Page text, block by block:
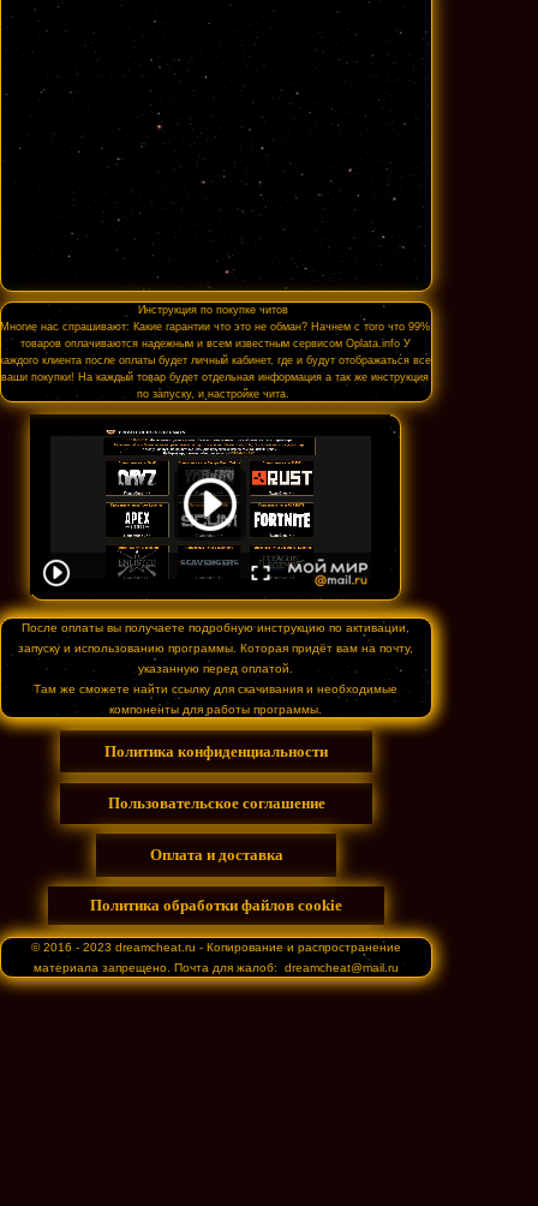
© 2016 - 2023 dreamcheat.ru - Копирование и распространение
материала запрещено. Почта для жалоб: dreamcheat@mail.ru
Инструкция по покупке читов
Многие нас спрашивают: Какие гарантии что это не обман? Начнем с того что 99%
товаров оплачиваются надежным и всем известным сервисом Oplata.info У
каждого клиента после оплаты будет личный кабинет, где и будут отображаться все
ваши покупки! На каждый товар будет отдельная информация а так же инструкция
по запуску, и настройке чита.
После оплаты вы получаете подробную инструкцию по активации,
запуску и использованию программы. Которая придёт вам на почту,
указанную перед оплатой.
Там же сможете найти ссылку для скачивания и необходимые
компоненты для работы программы.
Политика конфиденциальности
Пользовательское соглашение
Политика обработки файлов cookie
Оплата и доставка